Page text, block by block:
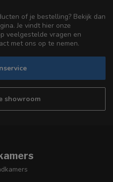
of je bestelling? Bekijk dan
Je vindt hier onze
veelgestelde vragen en
met ons op te nemen.
showroom